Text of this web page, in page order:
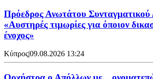
Πρόεδρος Ανωτάτου Συνταγματικού
«Αυστηρές τιμωρίες για όποιον
ένοχος»
Κύπρος|09.08.2026 13:24